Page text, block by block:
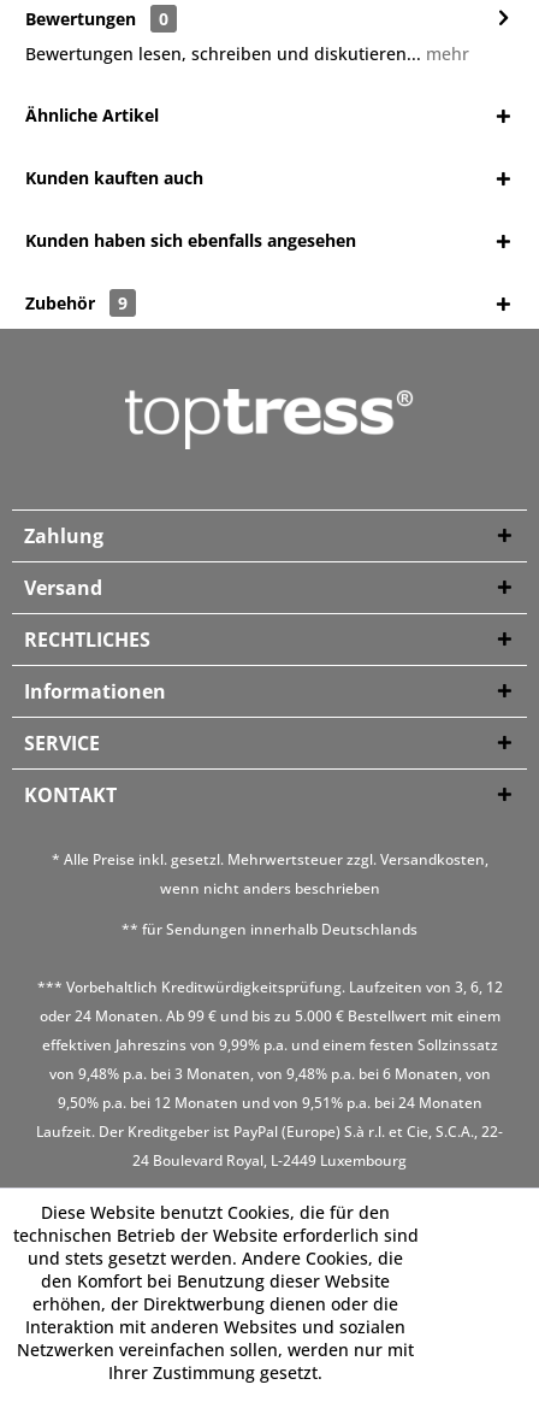
Bewertungen
0
Bewertungen lesen, schreiben und diskutieren... mehr
Ähnliche Artikel
Kunden kauften auch
Kunden haben sich ebenfalls angesehen
Zubehör 9
Zahlung
Versand
RECHTLICHES
Informationen
SERVICE
KONTAKT
* Alle Preise inkl. gesetzl. Mehrwertsteuer zzgl.Versandkosten,
wenn nicht anders beschrieben
** für Sendungen innerhalb Deutschlands
*** Vorbehaltlich Kreditwürdigkeitsprüfung. Laufzeiten von 3, 6, 12
oder 24 Monaten. Ab 99 € und bis zu 5.000 € Bestellwert mit einem
effektiven Jahreszins von 9,99% p.a. und einem festen Sollzinssatz
von 9,48% p.a. bei 3 Monaten, von 9,48% p.a. bei 6 Monaten, von
9,50% p.a. bei 12 Monaten und von 9,51% p.a. bei 24 Monaten
Laufzeit. Der Kreditgeber ist PayPal (Europe) S.à r.l. et Cie, S.C.A., 22-
24 Boulevard Royal, L-2449 Luxembourg
Diese Website benutzt Cookies, die für den
technischen Betrieb der Website erforderlich sind
und stets gesetzt werden. Andere Cookies, die
den Komfort bei Benutzung dieser Website
erhöhen, der Direktwerbung dienen oder die
Interaktion mit anderen Websites und sozialen
Netzwerken vereinfachen sollen, werden nur mit
Ihrer Zustimmung gesetzt.